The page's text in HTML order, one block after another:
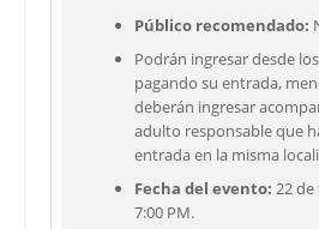
Público recomendado:
Podrán ingresar desde
pagando su entrada,
deberán ingresar
adulto responsable que
entrada en la misma
Fecha del evento: 22 de
7:00 PM.